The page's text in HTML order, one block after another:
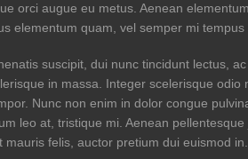
orci augue eu metus. Aenean
elementum quam, vel semper mi tempus
suscipit, dui nunc tincidunt lectus,
in massa. Integer scelerisque odio
Nunc non enim in dolor congue
leo at, tristique mi. Aenean
felis, auctor pretium dui euismod in.